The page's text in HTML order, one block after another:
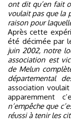
ont dit qu’en fait
voulait pas que la
raison pour
Après cette
été décimée par
juin 2002, notre
association est
de Melun
départemental
association
apparemment
n’empêche que
réussi à tenir les